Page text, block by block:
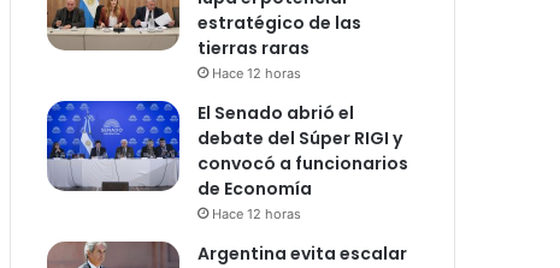
estratégico de las
tierras raras
Hace 12 horas
El Senado abrió el
debate del Súper RIGI y
convocó a funcionarios
de Economía
Hace 12 horas
Argentina evita escalar